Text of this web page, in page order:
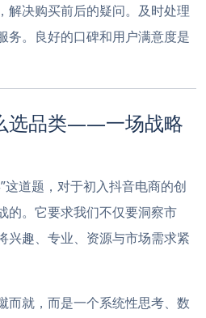
解决购买前后的疑问。及时处理
务。良好的口碑和用户满意度是
选品类——一场战略
这道题，对于初入抖音电商的创
的。它要求我们不仅要洞察市
兴趣、专业、资源与市场需求紧
而就，而是一个系统性思考、数